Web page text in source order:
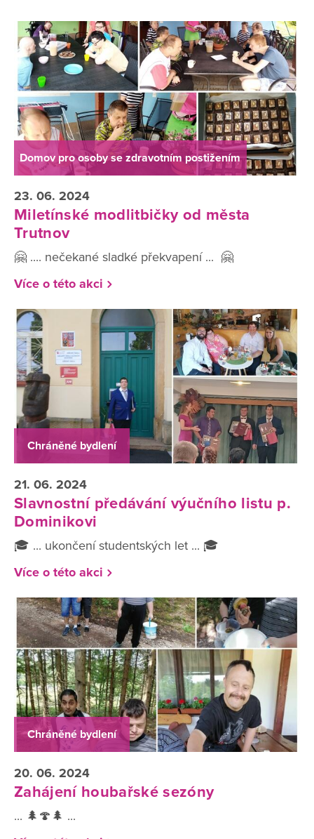
Domov pro osoby se zdravotním postižením
23. 06. 2024
Miletínské modlitbičky od města
Trutnov
🤗 .... nečekané sladké překvapení ... 🤗
Více o této akci
Chráněné bydlení
21. 06. 2024
Slavnostní předávání výučního listu p.
Dominikovi
🎓 ... ukončení studentských let ... 🎓
Více o této akci
Chráněné bydlení
20. 06. 2024
Zahájení houbařské sezóny
... 🌲🍄🌲 ...